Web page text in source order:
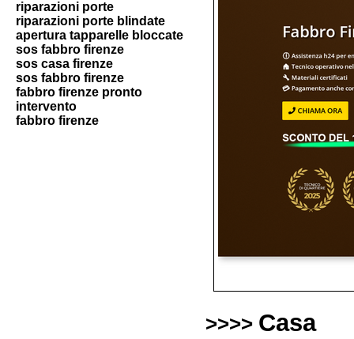
riparazioni porte
riparazioni porte blindate
apertura tapparelle bloccate
sos fabbro firenze
sos casa firenze
sos fabbro firenze
fabbro firenze pronto
intervento
fabbro firenze
>>>> Casa